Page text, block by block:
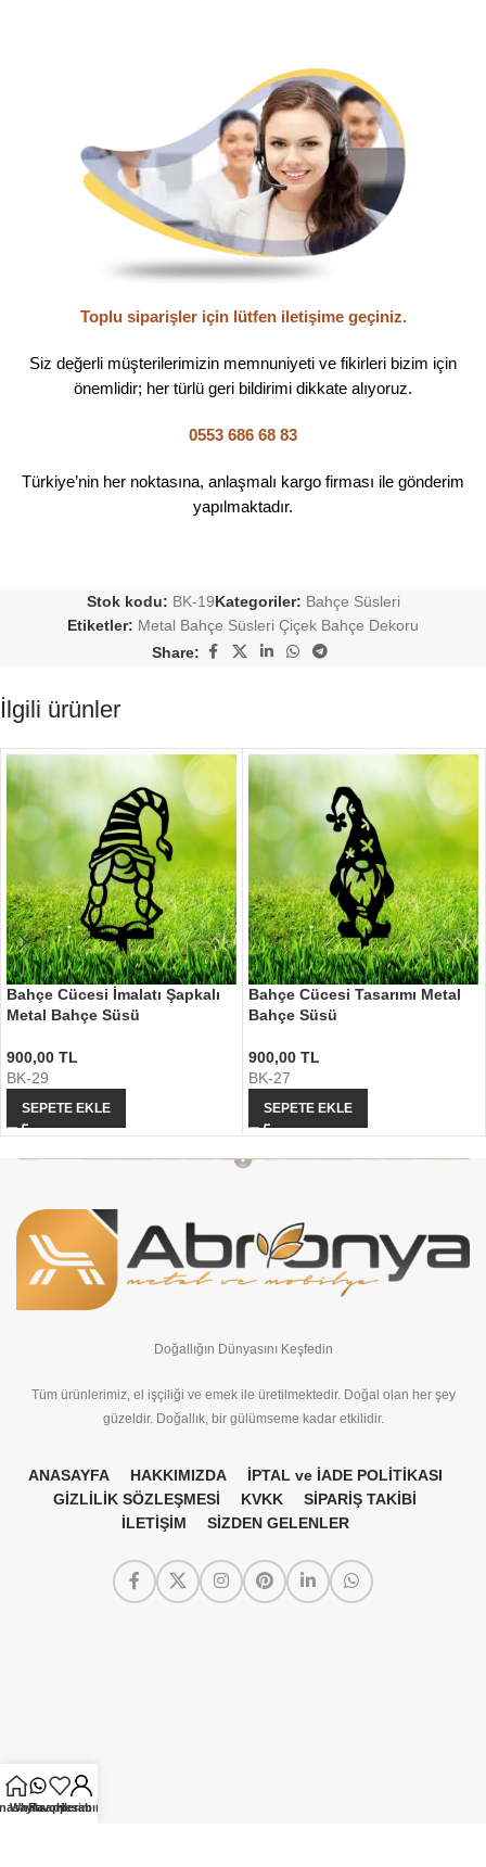
Toplu siparişler için lütfen iletişime geçiniz.
Siz değerli müşterilerimizin memnuniyeti ve fikirleri bizim için
önemlidir; her türlü geri bildirimi dikkate alıyoruz.
0553 686 68 83
Türkiye’nin her noktasına, anlaşmalı kargo firması ile gönderim
yapılmaktadır.
Stok kodu: BK-19Kategoriler: Bahçe Süsleri
Etiketler: Metal Bahçe Süsleri Çiçek Bahçe Dekoru
Share:
İlgili ürünler
Bahçe Cücesi İmalatı Şapkalı
Metal Bahçe Süsü
900,00 TL
BK-29
SEPETE EKLE
Bahçe Cücesi Tasarımı Metal
Bahçe Süsü
900,00 TL
BK-27
SEPETE EKLE
Doğallığın Dünyasını Keşfedin
Tüm ürünlerimiz, el işçiliği ve emek ile üretilmektedir. Doğal olan her şey
güzeldir. Doğallık, bir gülümseme kadar etkilidir.
ANASAYFA HAKKIMIZDA
İPTAL ve İADE POLİTİKASI
GİZLİLİK SÖZLEŞMESİ
KVKK
SİPARİŞ TAKİBİ
İLETİŞİM
SİZDEN GELENLER
Whatsapp
Favorilerim
Hesabım